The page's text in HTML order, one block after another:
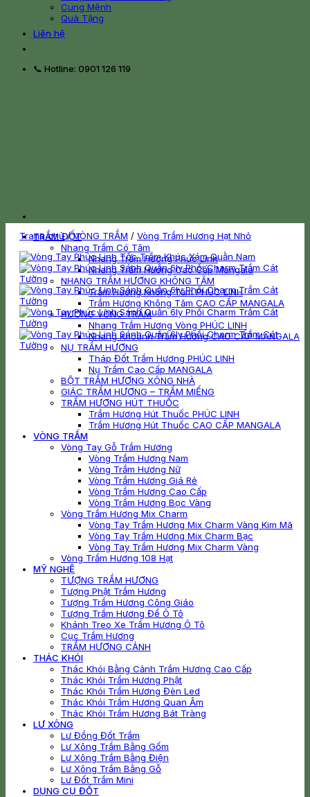
Cung Mệnh
Quà Tặng
Liên hệ
📞 Hotline: 0901 126 119
TRẦM ĐỐT
Nhang Trầm Có Tăm
Nhang Trầm Hương Phúc Linh
Nhang Trầm Hương Cao Cấp Mangala
NHANG TRẦM HƯƠNG KHÔNG TĂM
Trầm Hương Không Tăm PHÚC LINH
Trầm Hương Không Tăm CAO CẤP MANGALA
HƯƠNG VÒNG TRẦM
Nhang Trầm Hương Vòng PHÚC LINH
Nhang Khoanh Trầm Hương CAO CẤP MANGALA
NỤ TRẦM HƯƠNG
Tháp Đốt Trầm Hương PHÚC LINH
Nụ Trầm Cao Cấp MANGALA
BỘT TRẦM HƯƠNG XÔNG NHÀ
GIÁC TRẦM HƯƠNG – TRẦM MIẾNG
TRẦM HƯƠNG HÚT THUỐC
Trầm Hương Hút Thuốc PHÚC LINH
Trầm Hương Hút Thuốc CAO CẤP MANGALA
VÒNG TRẦM
Vòng Tay Gỗ Trầm Hương
Vòng Trầm Hương Nam
Vòng Trầm Hương Nữ
Vòng Trầm Hương Giá Rẻ
Vòng Trầm Hương Cao Cấp
Vòng Trầm Hương Bọc Vàng
Vòng Trầm Hương Mix Charm
Vòng Tay Trầm Hương Mix Charm Vàng Kim Mã
Vòng Tay Trầm Hương Mix Charm Bạc
Vòng Tay Trầm Hương Mix Charm Vàng
Vòng Trầm Hương 108 Hạt
MỸ NGHỆ
TƯỢNG TRẦM HƯƠNG
Tượng Phật Trầm Hương
Tượng Trầm Hương Công Giáo
Tượng Trầm Hương Để Ô Tô
Khánh Treo Xe Trầm Hương Ô Tô
Cục Trầm Hương
TRẦM HƯƠNG CẢNH
THÁC KHÓI
Thác Khói Bằng Cảnh Trầm Hương Cao Cấp
Thác Khói Trầm Hương Phật
Thác Khói Trầm Hương Đèn Led
Thác Khói Trầm Hương Quan Âm
Thác Khói Trầm Hương Bát Tràng
LƯ XÔNG
Lư Đồng Đốt Trầm
Lư Xông Trầm Bằng Gốm
Lư Xông Trầm Bằng Điện
Lư Xông Trầm Bằng Gỗ
Lư Đốt Trầm Mini
DỤNG CỤ ĐỐT
Trang chủ / VÒNG TRẦM / Vòng Trầm Hương Hạt Nhỏ